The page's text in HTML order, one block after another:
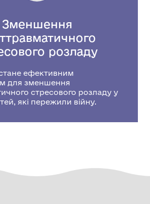
Зменшення
розладу
ефективним
для зменшення
стресового розладу у
які пережили війну.